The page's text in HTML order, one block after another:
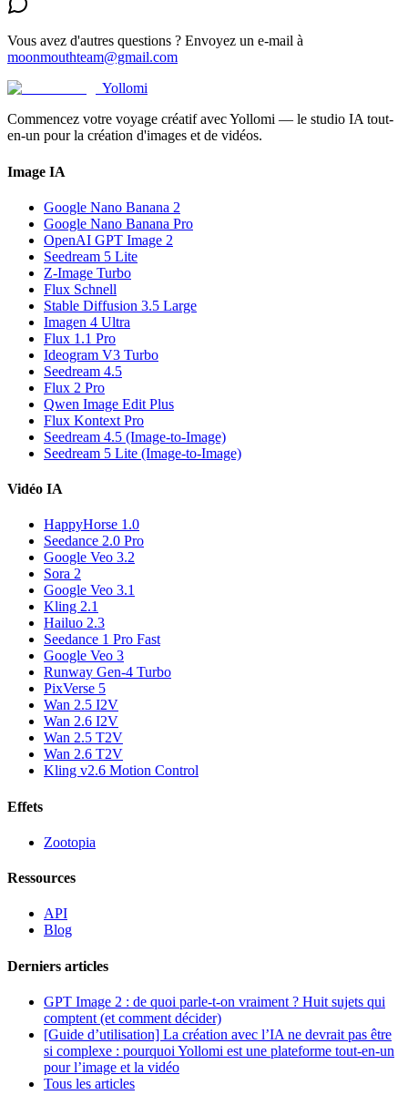
Vous avez d'autres questions ? Envoyez un e-mail à
moonmouthteam@gmail.com
Yollomi
Commencez votre voyage créatif avec Yollomi — le studio IA tout-
en-un pour la création d'images et de vidéos.
Image IA
Google Nano Banana 2
Google Nano Banana Pro
OpenAI GPT Image 2
Seedream 5 Lite
Z-Image Turbo
Flux Schnell
Stable Diffusion 3.5 Large
Imagen 4 Ultra
Flux 1.1 Pro
Ideogram V3 Turbo
Seedream 4.5
Flux 2 Pro
Qwen Image Edit Plus
Flux Kontext Pro
Seedream 4.5 (Image-to-Image)
Seedream 5 Lite (Image-to-Image)
Vidéo IA
HappyHorse 1.0
Seedance 2.0 Pro
Google Veo 3.2
Sora 2
Google Veo 3.1
Kling 2.1
Hailuo 2.3
Seedance 1 Pro Fast
Google Veo 3
Runway Gen-4 Turbo
PixVerse 5
Wan 2.5 I2V
Wan 2.6 I2V
Wan 2.5 T2V
Wan 2.6 T2V
Kling v2.6 Motion Control
Effets
Zootopia
Ressources
API
Blog
Derniers articles
GPT Image 2 : de quoi parle-t-on vraiment ? Huit sujets qui
comptent (et comment décider)
[Guide d’utilisation] La création avec l’IA ne devrait pas être
si complexe : pourquoi Yollomi est une plateforme tout-en-un
pour l’image et la vidéo
Tous les articles